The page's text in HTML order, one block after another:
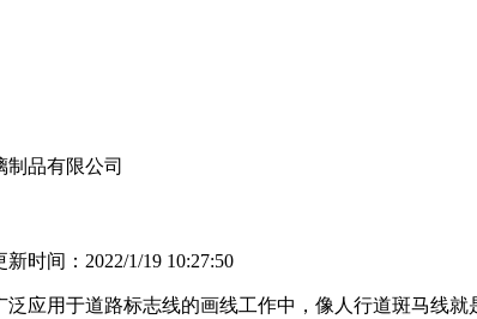
品有限公司
时间：2022/1/19 10:27:50
泛应用于道路标志线的画线工作中，像人行道斑马线